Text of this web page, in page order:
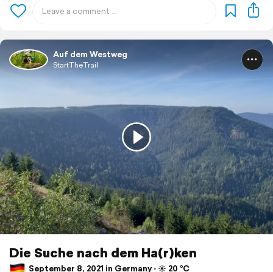
Auf dem Westweg
StartTheTrail
Die Suche nach dem Ha(r)ken
September 8, 2021 in Germany ⋅ ☀️ 20 °C